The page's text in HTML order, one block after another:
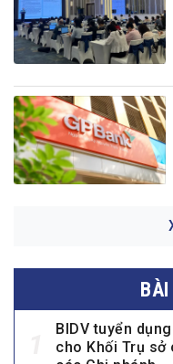
BÀI
BIDV tuyển
cho Khối Trụ sở